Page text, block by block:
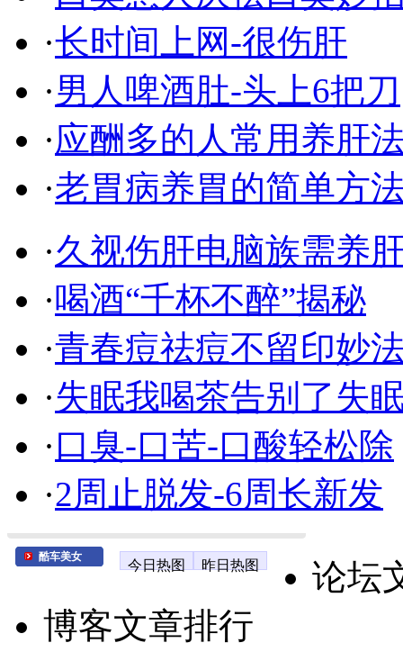
·长时间上网-很伤肝
·男人啤酒肚-头上6把刀
·应酬多的人常用养肝
·老胃病养胃的简单方
·久视伤肝电脑族需养
·喝酒“千杯不醉”揭秘
·青春痘祛痘不留印妙
·失眠我喝茶告别了失
·口臭-口苦-口酸轻松除
·2周止脱发-6周长新发
酷车美女
今日热图 昨日热图
论坛
博客文章排行